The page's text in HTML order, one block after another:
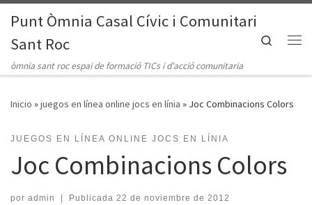
Saltar al contenido
Punt Òmnia Casal Cívic i Comunitari
Sant Roc
òmnia sant roc espai de formació TICs i d'acció comunitaria
Search
Inicio »juegos en línea online jocs en línia » Joc Combinacions Colors
JUEGOS EN LÍNEA ONLINE JOCS EN LÍNIA
Joc Combinacions Colors
por admin Publicada 22 de noviembre de 2012